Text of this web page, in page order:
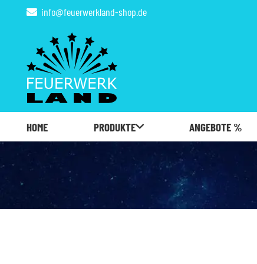
info@feuerwerkland-shop.de
HOME PRODUKTE ANGEBOTE %